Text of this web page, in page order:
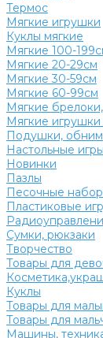
Термос
Мягкие игрушки
Куклы мягкие
Мягкие 100-
Мягкие 20-29см
Мягкие 30-59см
Мягкие 60-99см
Мягкие
Мягкие
Подушки,
Настольные игры
Новинки
Пазлы
Песочные
Пластиковые
Сумки, рюкзаки
Творчество
Товары для
Куклы
Товары для
Товары для
Машины,